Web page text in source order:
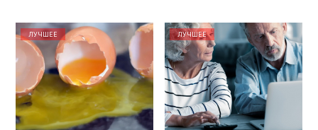
ЛУЧШЕЕ ЛУЧШЕЕ